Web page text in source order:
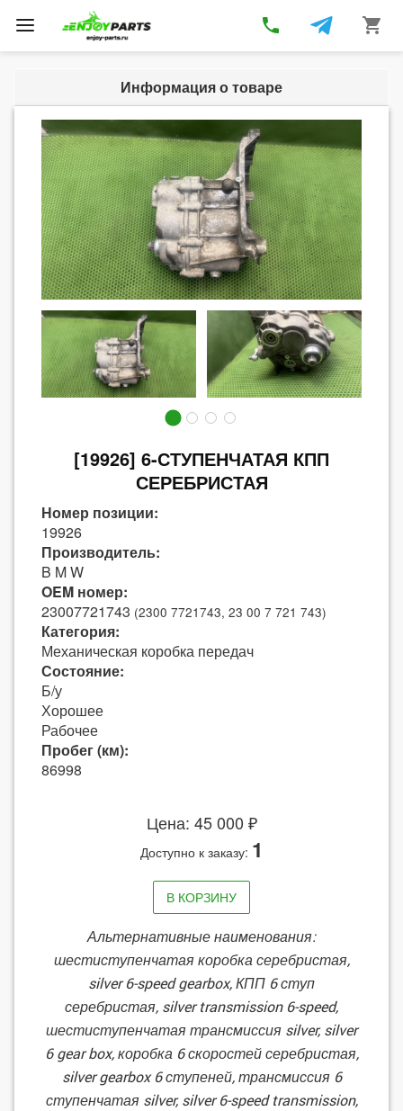
Toggle
navigation
phone shopping_cart
Информация о товаре
[19926] 6-СТУПЕНЧАТАЯ КПП
СЕРЕБРИСТАЯ
Номер позиции:
19926
Производитель:
B M W
OEM номер:
23007721743 (2300 7721743, 23 00 7 721 743)
Категория:
Механическая коробка передач
Состояние:
Б/у
Хорошее
Рабочее
Пробег (км):
86998
Цена: 45 000 ₽
Доступно к заказу: 1
В КОРЗИНУ
Альтернативные наименования:
шестиступенчатая коробка серебристая,
silver 6-speed gearbox, КПП 6 ступ
серебристая, silver transmission 6-speed,
шестиступенчатая трансмиссия silver, silver
6 gear box, коробка 6 скоростей серебристая,
silver gearbox 6 ступеней, трансмиссия 6
ступенчатая silver, silver 6-speed transmission,